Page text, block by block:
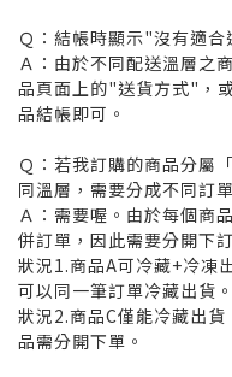
Ｑ：結帳時顯示"沒有適
Ａ：由於不同配送溫層之
品頁面上的"送貨方式"，
品結帳即可。
Ｑ：若我訂購的商品分屬
同溫層，需要分成不同訂
Ａ：需要喔。由於每個商
併訂單，因此需要分開下
狀況1.商品A可冷藏+冷凍
可以同一筆訂單冷藏出貨。
狀況2.商品C僅能冷藏出
品需分開下單。